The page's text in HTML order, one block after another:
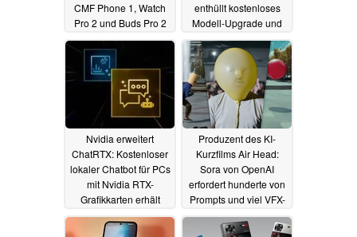
CMF Phone 1, Watch
Pro 2 und Buds Pro 2
starten im Juli18.06.2024
enthüllt kostenloses
Modell-Upgrade und
macOS-App13.05.2024
Nvidia erweitert
ChatRTX: Kostenloser
lokaler Chatbot für PCs
mit Nvidia RTX-
Grafikkarten erhält
neue Bild- und
Sprachfunktionen
Produzent des KI-
Kurzfilms Air Head:
Sora von OpenAI
erfordert hunderte von
Prompts und viel VFX-
Arbeit30.04.2024